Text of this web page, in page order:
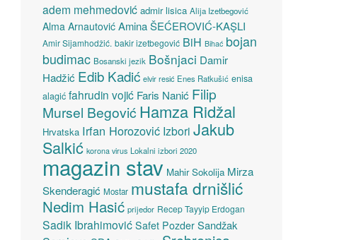
adem mehmedović admir lisica Alija Izetbegović
Alma Arnautović Amina ŠEĆEROVIĆ-KAŞLI
Amir Sijamhodžić. bakir izetbegović BiH Bihać bojan
budimac Bosanski jezik Bošnjaci Damir
Hadžić Edib Kadić elvir resić Enes Ratkušić enisa
alagić fahrudin vojić Faris Nanić Filip
Mursel Begović Hamza Ridžal
Hrvatska Irfan Horozović Izbori Jakub
Salkić korona virus Lokalni izbori 2020
magazin stav Mahir Sokolija Mirza
Skenderagić Mostar mustafa drnišlić
Nedim Hasić prijedor Recep Tayyip Erdogan
Sadik Ibrahimović Safet Pozder Sandžak